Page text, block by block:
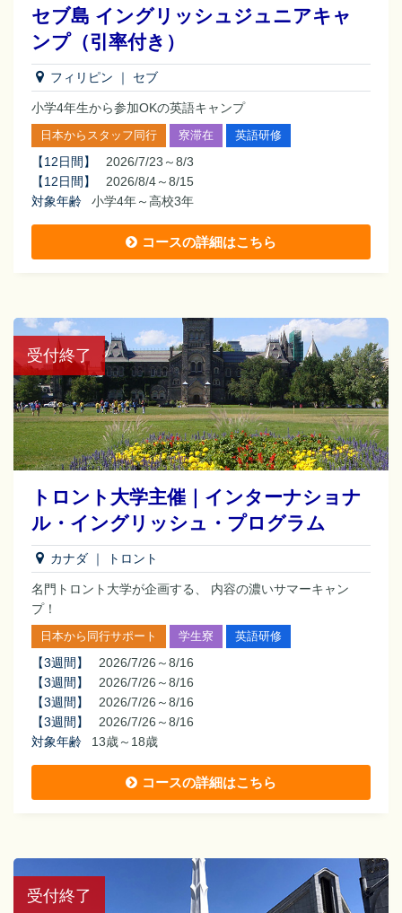
セブ島 イングリッシュジュニアキャ
ンプ（引率付き）
フィリピン ｜ セブ
小学4年生から参加OKの英語キャンプ
日本からスタッフ同行 寮滞在 英語研修
【12日間 】
2026/7/23～8/3
【12日間 】
2026/8/4～8/15
対象年齢
小学4年～高校3年
コースの詳細はこちら
受付終了
トロント大学主催｜インターナショナ
ル・イングリッシュ・プログラム
カナダ｜ トロント
名門トロント大学が企画する、 内容の濃いサマーキャン
プ！
日本から同行サポート 学生寮 英語研修
【3週間 】
2026/7/26～8/16
【3週間 】
2026/7/26～8/16
【3週間 】
2026/7/26～8/16
【3週間 】
2026/7/26～8/16
対象年齢
13歳～18歳
コースの詳細はこちら
受付終了